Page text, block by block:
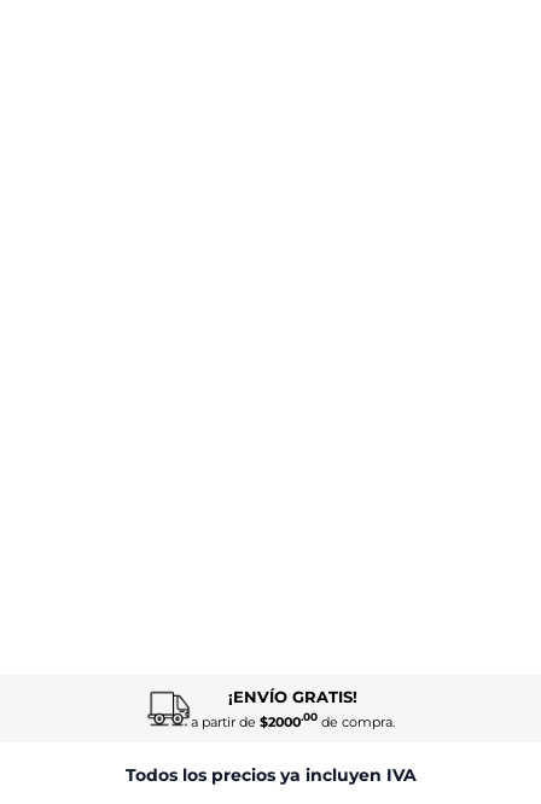
¡ENVÍO GRATIS!
a partir de $2000.00de compra.
Todos los precios ya incluyen IVA